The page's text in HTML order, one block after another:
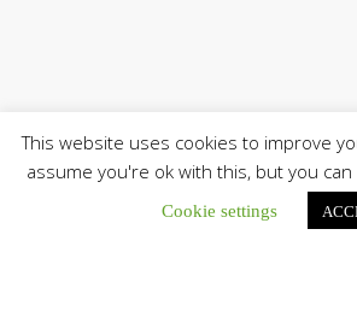
This website uses cookies to improve
assume you're ok with this, but you
Cookie settings